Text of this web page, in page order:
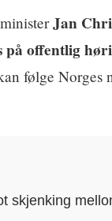
Jan
på offentlig
følge Norges
skjenking